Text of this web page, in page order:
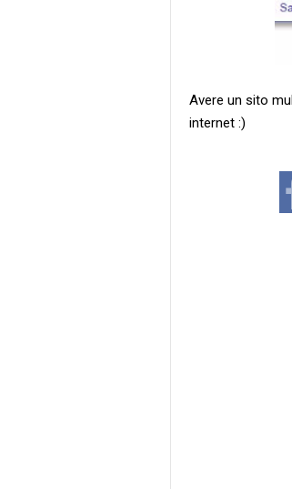
Avere un sito
internet :)